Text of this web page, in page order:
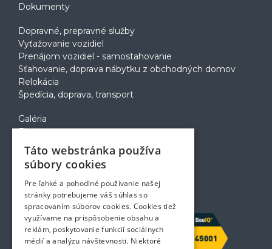
Dokumenty
Dopravné, prepravné služby
Vyťažovanie vozidiel
Prenájom vozidiel - samostahovanie
Sťahovanie, doprava nábytku z obchodných domov
Relokácia
Špedícia, doprava, transport
Galéria
Blog
Voľné pozície
Zapožičanie krabíc
Rady a tipy pri sťahovaní
Prepravný poriadok
Kontakt
Táto webstránka používa
súbory cookies
Pre ľahké a pohodlné používanie našej
stránky potrebujeme váš súhlas so
spracovaním súborov cookies. Cookies tiež
využívame na prispôsobenie obsahu a
reklám, poskytovanie funkcií sociálnych
médií a analýzu návštevnosti. Niektoré